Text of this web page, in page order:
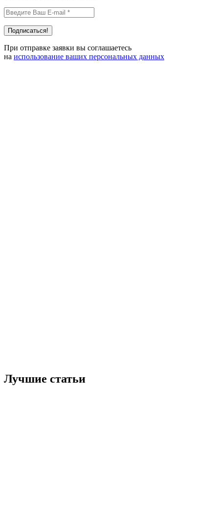
При отправке заявки вы соглашаетесь
на использование ваших персональных данных
Лучшие статьи